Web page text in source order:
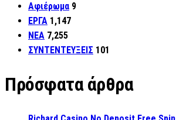
Αφιέρωμα 9
ΕΡΓΑ 1,147
ΝΕΑ 7,255
ΣΥΝΤΕΝΤΕΥΞΕΙΣ 101
Πρόσφατα άρθρα